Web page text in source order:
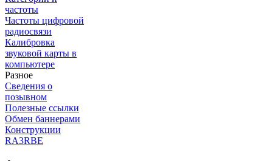
частоты
Частоты цифровой
радиосвязи
Калибровка
звуковой карты в
компьютере
Разное
Сведения о
позывном
Полезные ссылки
Обмен баннерами
Конструкции
RA3RBE